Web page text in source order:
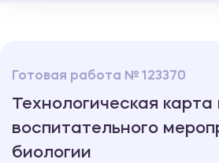
Готовая работа № 123370
Технологическая карта
воспитательного
биологии